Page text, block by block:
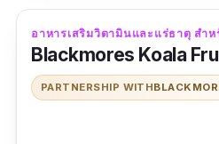
ให้ห่างไกลและปลอดภัยจา
เลือกหยิบ Blackmores
ไปฝากในช่วงวันหยุดสุดสัป
คุณสมบัติที่กล่าวไปแล้วข้าง
อาหารเสริมวิตามินและแร่ธาตุ สำห
Blackmores Koala
PARTNERSHIP WITH